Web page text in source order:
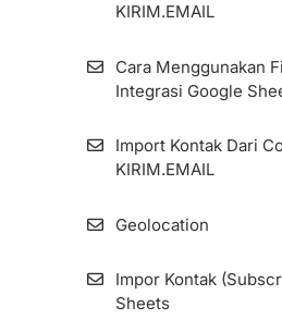
Cara Pengaturan
Cara Menambahkan
KIRIM.EMAIL
KIRIM.EMAIL
Cara Menggunakan
Integrasi Google
Import Kontak Dari
KIRIM.EMAIL
Geolocation
Impor Kontak
Sheets